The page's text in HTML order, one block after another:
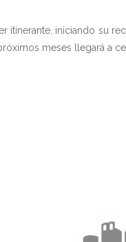
itinerante, iniciando su
meses llegará a